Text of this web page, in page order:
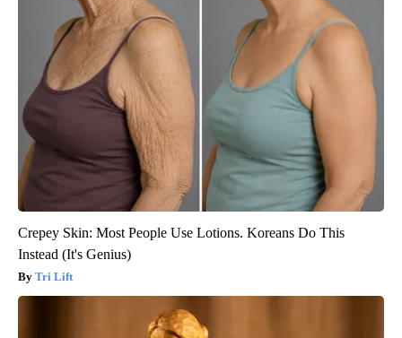
Crepey Skin: Most People Use Lotions. Koreans Do This
Instead (It's Genius)
Tri Lift